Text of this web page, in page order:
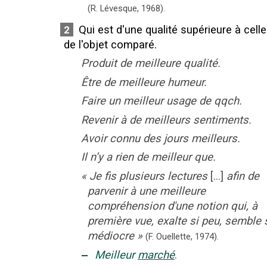
(R. Lévesque, 1968).
2
Qui est d'une qualité supérieure à celle
de l'objet comparé.
Produit de meilleure qualité.
Être de meilleure humeur.
Faire un meilleur usage de qqch.
Revenir à de meilleurs sentiments.
Avoir connu des jours meilleurs.
Il n’y a rien de meilleur que.
« Je fis plusieurs lectures [...] afin de
parvenir à une meilleure
compréhension d'une notion qui, à
première vue, exalte si peu, semble
médiocre » (F. Ouellette, 1974).
‒ Meilleur marché.